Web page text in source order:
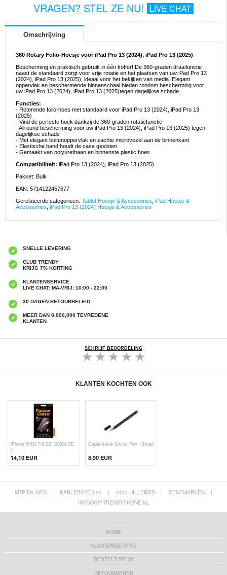
VRAGEN? STEL ZE NU! LIVE CHAT
Omschrijving
360 Rotary Folio-Hoesje voor iPad Pro 13 (2024), iPad Pro 13 (2025)
Bescherming en praktisch gebruik in één koffer! De 360-graden draaifunctie
naast de standaard zorgt voor vrije rotatie en het plaatsen van uw iPad Pro 13
(2024), iPad Pro 13 (2025), ideaal voor het bekijken van media. Elegant
oppervlak en beschermende binnenschaal bieden rondom bescherming voor
uw iPad Pro 13 (2024), iPad Pro 13 (2025)tegen dagelijkse schade.
Functies:
- Roterende folio-hoes met standaard voor iPad Pro 13 (2024), iPad Pro 13
(2025)
- Vind de perfecte hoek dankzij de 360-graden rotatiefunctie
- Allround bescherming voor uw iPad Pro 13 (2024), iPad Pro 13 (2025) tegen
dagelijkse schade
- Met elegant buitenoppervlak en zachte microvezel aan de binnenkant
- Elastische band houdt de case gesloten
- Gemaakt van polyurethaan en binnenste plastic hoes
Compatibiliteit: iPad Pro 13 (2024), iPad Pro 13 (2025)
Pakket: Bulk
EAN: 5714122457677
Gerelateerde categorieën: Tablet Hoesje & Accessories iPad Hoesje &
Accessories iPad Pro 13 (2024) Hoesje & Accessories
SNELLE LEVERING
CLUB TRENDY
KRIJG 7% KORTING
KLANTENSERVICE:
LIVE CHAT: MA-VRIJ: 10:00 - 22:00
30 DAGEN RETOURBELEID
MEER DAN 8,000,000 TEVREDENE
KLANTEN
SCHRIJF BEOORDELING
KLANTEN KOCHTEN OOK
iPhone 6/6S/7/8/SE (2020)/SE
(
14,10 EUR
Capacitieve Stylus Pen - Zwart
8,90 EUR
MTP DK APS | KARLEBOVEJ 59 | 3400 HILLERØD | DENEMARKEN
|
INFO@MYTRENDYPHONE.NL
HOME
KLANTENSERVICE
BESTELSTATUS
RETOURNEREN